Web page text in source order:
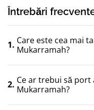
Întrebări
1. Care este cea mai
Mukarramah?
2. Ce ar trebui să port
Mukarramah?